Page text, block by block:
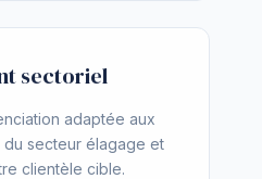
sectoriel
adaptée aux
secteur élagage et
clientèle cible.